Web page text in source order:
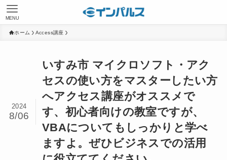
MENU
ホーム Access講座
いすみ市 マイクロソフト・アク
セスの使い方をマスターしたい方
へアクセス講座がオススメで
す、初心者向けの教室ですが、
VBAについてもしっかりと学べ
ますよ。ぜひビジネスでの活用
2024
8/06